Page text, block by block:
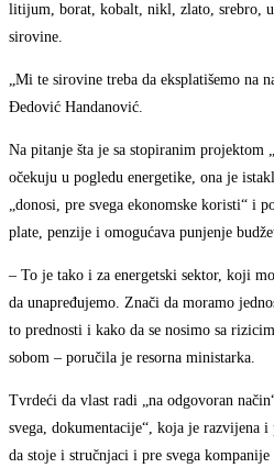
litijum, borat, kobalt, nikl, zlato, srebro,
sirovine.
„Mi te sirovine treba da eksplatišemo na
Đedović Handanović.
Na pitanje šta je sa stopiranim projektom
očekuju u pogledu energetike, ona je
„donosi, pre svega ekonomske koristi“ i
plate, penzije i omogućava punjenje
– To je tako i za energetski sektor, koji
da unapređujemo. Znači da moramo
to prednosti i kako da se nosimo sa
sobom – poručila je resorna ministarka.
Tvrdeći da vlast radi „na odgovoran
svega, dokumentacije“, koja je razvijena
da stoje i stručnjaci i pre svega